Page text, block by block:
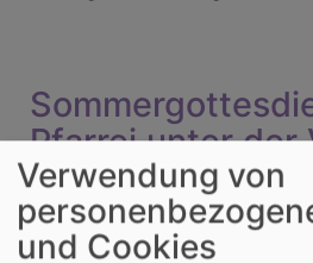
Pfarrei unter der
Verwendung von
und Cookies